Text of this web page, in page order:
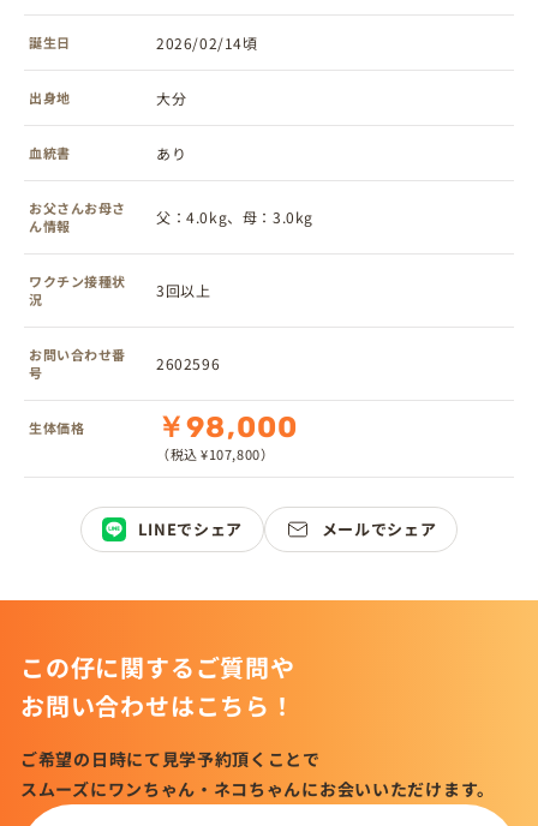
誕生日 2026/02/14頃
出身地 大分
血統書 あり
お父さんお母さ
ん情報
父：4.0kg、母：3.0kg
ワクチン接種状
況
3回以上
お問い合わせ番
号
2602596
生体価格 ￥98,000
（税込 ¥107,800）
LINEでシェア メールでシェア
この仔に関するご質問や
お問い合わせはこちら！
ご希望の日時にて見学予約頂くことで
スムーズにワンちゃん・ネコちゃんにお会いいただけます。